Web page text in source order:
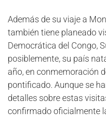
Además de su viaje a
también tiene planeado
Democrática del Congo,
posiblemente, su país
año, en conmemoración
pontificado. Aunque se
detalles sobre estas
confirmado oficialmente